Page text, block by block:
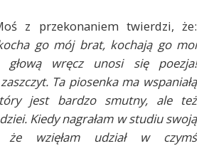
z przekonaniem twierdzi, że:
go mój brat, kochają go moi
wręcz unosi się poezja!
Ta piosenka ma wspaniałą
jest bardzo smutny, ale też
Kiedy nagrałam w studiu swoją
że wzięłam udział w czymś